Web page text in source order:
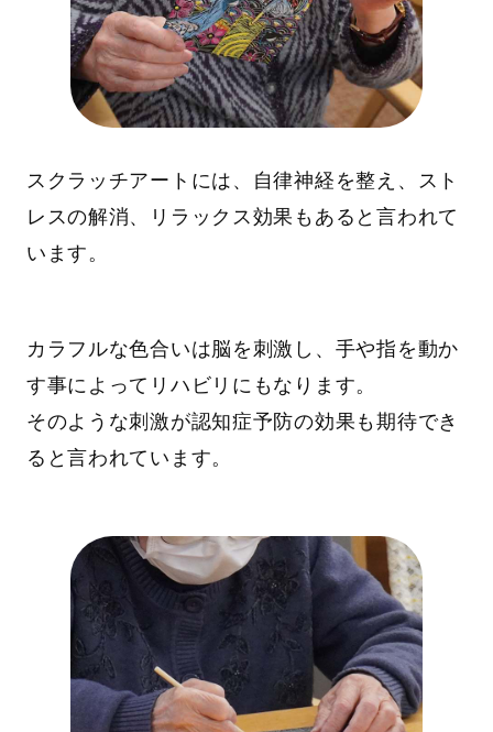
スクラッチアートには、自律神経を整え、スト
レスの解消、リラックス効果もあると言われて
います。
カラフルな色合いは脳を刺激し、手や指を動か
す事によってリハビリにもなります。
そのような刺激が認知症予防の効果も期待でき
ると言われています。